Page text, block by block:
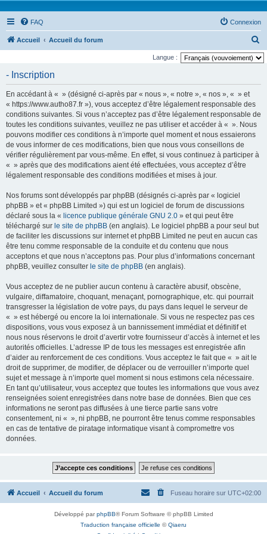
FAQ Connexion
Accueil Accueil du forum
e
Langue :
- Inscription
En accédant à « » (désigné ci-après par « nous », « notre », « nos », « » et
« https://www.autho87.fr »), vous acceptez d’être légalement responsable des
conditions suivantes. Si vous n’acceptez pas d’être légalement responsable de
toutes les conditions suivantes, veuillez ne pas utiliser et accéder à « ». Nous
pouvons modifier ces conditions à n’importe quel moment et nous essaierons
de vous informer de ces modifications, bien que nous vous conseillons de
vérifier régulièrement par vous-même. En effet, si vous continuez à participer à
« » après que des modifications aient été effectuées, vous acceptez d’être
légalement responsable des conditions modifiées et mises à jour.
Nos forums sont développés par phpBB (désignés ci-après par « logiciel
phpBB » et « phpBB Limited ») qui est un logiciel de forum de discussions
déclaré sous la « licence publique générale GNU 2.0 » et qui peut être
téléchargé sur le site de phpBB (en anglais). Le logiciel phpBB a pour seul but
de faciliter les discussions sur internet et phpBB Limited ne peut en aucun cas
être tenu comme responsable de la conduite et du contenu que nous
acceptons et que nous n’acceptons pas. Pour plus d’informations concernant
phpBB, veuillez consulter le site de phpBB (en anglais).
Vous acceptez de ne publier aucun contenu à caractère abusif, obscène,
vulgaire, diffamatoire, choquant, menaçant, pornographique, etc. qui pourrait
transgresser la législation de votre pays, du pays dans lequel le serveur de
« » est hébergé ou encore la loi internationale. Si vous ne respectez pas ces
dispositions, vous vous exposez à un bannissement immédiat et définitif et
nous nous réservons le droit d’avertir votre fournisseur d’accès à internet et les
autorités officielles. L’adresse IP de tous les messages est enregistrée afin
d’aider au renforcement de ces conditions. Vous acceptez le fait que « » ait le
droit de supprimer, de modifier, de déplacer ou de verrouiller n’importe quel
sujet et message à n’importe quel moment si nous estimons cela nécessaire.
En tant qu’utilisateur, vous acceptez que toutes les informations que vous avez
renseignées soient enregistrées dans notre base de données. Bien que ces
informations ne seront pas diffusées à une tierce partie sans votre
consentement, ni « », ni phpBB, ne pourront être tenus comme responsables
en cas de tentative de piratage informatique visant à compromettre vos
données.
Accueil Accueil du forum Fuseau horaire sur UTC+02:00
Développé parphpBB® Forum Software © phpBB Limited
Traduction française officielle ©Qiaeru